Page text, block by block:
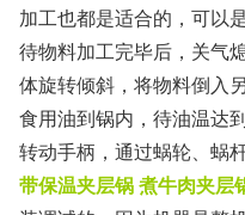
加工也都是适合的，可以
待物料加工完毕后，关气
体旋转倾斜，将物料倒入
食用油到锅内，待油温达
转动手柄，通过蜗轮、蜗
带保温夹层锅 煮牛肉夹层